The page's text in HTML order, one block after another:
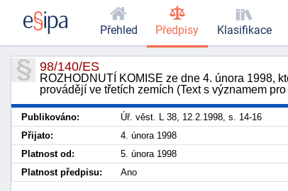
98/140/ES
ROZHODNUTÍ KOMISE ze dne 4. února 1998,
provádějí ve třetích zemích (Text s významem
Publikováno: Úř. věst. L 38, 12.2.1998, s. 14-16
Přijato:
4. února 1998
Platnost od:
5. února 1998
Platnost předpisu:
Ano
Přehled Předpisy Klasifikace